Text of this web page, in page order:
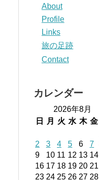
About
Profile
Links
旅の足跡
Contact
カレンダー
2026年8月
日
月 火 水 木 金
2
3 4 5 6 7
9
10 11 12 13 14
16 17 18 19 20 21
23 24 25 26 27 28